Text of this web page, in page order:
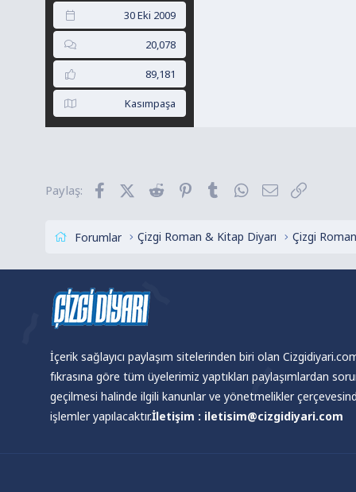
30 Eki 2009
20,078
89,181
Kasımpaşa
Paylaş: FacebookX (Twitter)
Reddit PinterestTumblrWhatsApp
E-posta
Forumlar Çizgi Roman & Kitap Diyarı Çizgi
İçerik sağlayıcı paylaşım sitelerinden biri olan
fıkrasına göre tüm üyelerimiz yaptıkları paylaşımlardan
geçilmesi halinde ilgili kanunlar ve yönetmelikler
işlemler yapılacaktır.İletişim : iletisim@cizgidiyari.com